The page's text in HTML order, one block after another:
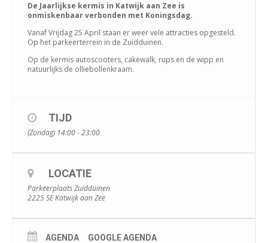
De Jaarlijkse kermis in Katwijk aan Zee is
onmiskenbaar verbonden met Koningsdag.
Vanaf Vrijdag 25 April staan er weer vele attracties opgesteld.
Op het parkeerterrein in de Zuidduinen.
Op de kermis autoscooters, cakewalk, rups en de wipp en
natuurlijks de olliebollenkraam.
TIJD
(Zondag) 14:00 - 23:00
LOCATIE
Parkeerplaats Zuidduinen
2225 SE Katwijk aan Zee
AGENDA GOOGLE AGENDA